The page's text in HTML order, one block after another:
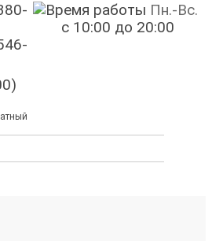
Пн.-Вс.
с 10:00 до 20:00